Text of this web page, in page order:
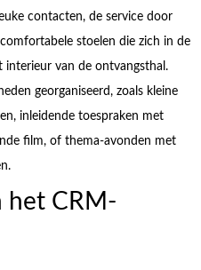
contacten, de service door
stoelen die zich in de
interieur van de ontvangsthal.
georganiseerd, zoals kleine
inleidende toespraken met
film, of thema-avonden met
het CRM-